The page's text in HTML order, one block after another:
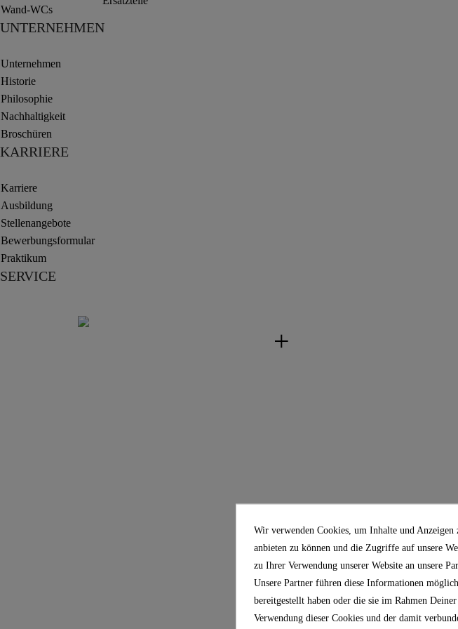
Wand-WCs
UNTERNEHMEN
Unternehmen
Historie
Philosophie
Nachhaltigkeit
Broschüren
KARRIERE
Karriere
Ausbildung
Stellenangebote
Bewerbungsformular
Praktikum
SERVICE
Wir verwenden Cookies, um Inhalte und
anbieten zu können und die Zugriffe auf unsere
zu Ihrer Verwendung unserer Website an unsere
Unsere Partner führen diese Informationen
bereitgestellt haben oder die sie im Rahmen
Verwendung dieser Cookies und der damit